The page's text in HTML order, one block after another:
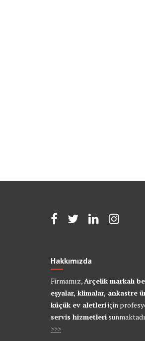
Hakkımızda
Firmamız,Arçelik markalı
eşyalar, klimalar, ankastre
küçük ev aletleriiçin
servis hizmetleri
>>>